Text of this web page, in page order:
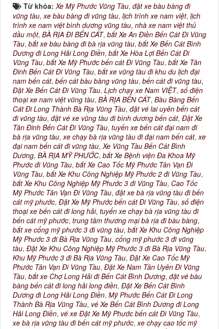
Từ khóa: Xe Mỹ Phước Vũng Tàu, đặt xe bàu bàng đi
vũng tàu, xe bàu bàng đi vũng tàu, lịch trình xe nam việt, lịch
trình xe nam việt bình dương vũng tàu, nhà xe nam việt thủ
dầu một, BÀ RỊA ĐI BẾN CÁT, bắt Xe An Điền Bến Cát Đi Vũng
Tàu, bắt xe bàu bàng đi bà rịa vũng tàu, bắt Xe Bến Cát Bình
Dương đi Long Hải Long Điền, bắt Xe Hòa Lợi Bến Cát Đi
Vũng Tàu, bắt Xe Mỹ Phước bến cát Đi Vũng Tàu, bắt Xe Tân
Đinh Bến Cát Đi Vũng Tàu, bắt xe vũng tàu đi khu du lịch đại
nam bến cát, bến cát bàu bàng vũng tàu, bến cát đi vũng tàu,
Đặt Xe Bến Cát Đi Vũng Tàu, Lịch chạy xe Nam VIỆT, số điện
thoại xe nam việt vũng tàu, BÀ RỊA BẾN CÁT, Bàu Bàng Bến
Cát Đi Long Thành Bà Rịa Vũng Tàu, đặt vé lai uyên bến cát
đi vũng tàu, đặt vé xe vũng tàu đi bình dương bến cát, Đặt Xe
Tân Đinh Bến Cát Đi Vũng Tàu, tuyến xe bến cát đại nam đi
bà rịa vũng tàu, xe chạy bà rịa vũng tàu đi đại nam bến cát, xe
đại nam bến cát đi vũng tàu, Xe Vũng Tàu Bến Cát Bình
Dương, BÀ RỊA MỸ PHƯỚC, bắt Xe Bệnh viện Đa Khoa Mỹ
Phước đi Vũng Tàu, bắt Xe Cao Tốc Mỹ Phước Tân Vạn Đi
Vũng Tàu, bắt Xe Khu Công Nghiệp Mỹ Phước 2 đi Vũng Tàu,
bắt Xe Khu Công Nghiệp Mỹ Phước 3 đi Vũng Tàu, Cao Tốc
Mỹ Phước Tân Vạn Đi Vũng Tàu, đặt xe bà rịa vũng tàu đi bến
cát mỹ phước, Đặt Xe Mỹ Phước bến cát Đi Vũng Tàu, số điện
thoại xe bến cát đi long hải, tuyến xe chạy bà rịa vũng tàu đi
bến cát mỹ phước, trung tâm thương mại bà rịa đi bàu bàng,
bắt xe cổng mỹ phước 3 đi vũng tàu, bắt Xe Khu Công Nghiệp
Mỹ Phước 3 đi Bà Rịa Vũng Tàu, cổng mỹ phước 3 đi vũng
tàu, Đặt Xe Khu Công Nghiệp Mỹ Phước 3 đi Bà Rịa Vũng Tàu,
Khu Mỹ Phước 3 đi Bà Rịa Vũng Tàu, Đặt Xe Cao Tốc Mỹ
Phước Tân Vạn Đi Vũng Tàu, Đặt Xe Nam Tân Uyên Đi Vũng
Tàu, bắt xe Chợ Long Hải đi Bến Cát Bình Dương, đặt vé bàu
bàng bến cát đi long hải long điền, Đặt Xe Bến Cát Bình
Dương đi Long Hải Long Điền, Mỹ Phước Bến Cát Đi Long
Thành Bà Rịa Vũng Tàu, vé Xe Bến Cát Bình Dương đi Long
Hải Long Điền, vé xe Đặt Xe Mỹ Phước bến cát Đi Vũng Tàu,
xe bà rịa vũng tàu đi bến cát mỹ phước, xe chạy cao tốc mỹ